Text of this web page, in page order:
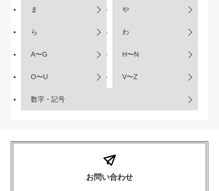
ま や
ら わ
A〜G H〜N
O〜U V〜Z
数字・記号
お問い合わせ